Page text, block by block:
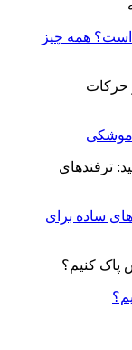
است؟ همه چیز
موشکی
ساده برای